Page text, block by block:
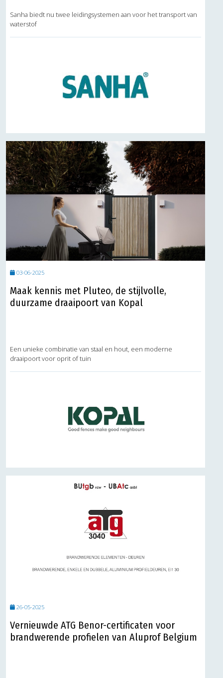
Sanha biedt nu twee leidingsystemen aan voor het transport van
waterstof
03-06-2025
Maak kennis met Pluteo, de stijlvolle,
duurzame draaipoort van Kopal
Een unieke combinatie van staal en hout, een moderne
draaipoort voor oprit of tuin
26-05-2025
Vernieuwde ATG Benor-certificaten voor
brandwerende profielen van Aluprof Belgium